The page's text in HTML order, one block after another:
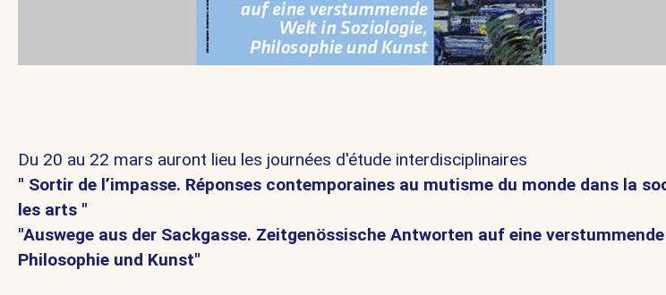
Du 20 au 22 mars auront lieu les journées d'étude interdisciplinaires
" Sortir de l’impasse. Réponses contemporaines au mutisme du monde dans la
les arts "
"Auswege aus der Sackgasse. Zeitgenössische Antworten auf eine
Philosophie und Kunst"